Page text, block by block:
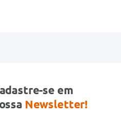
a 5 estrelas
se em
Newsletter!